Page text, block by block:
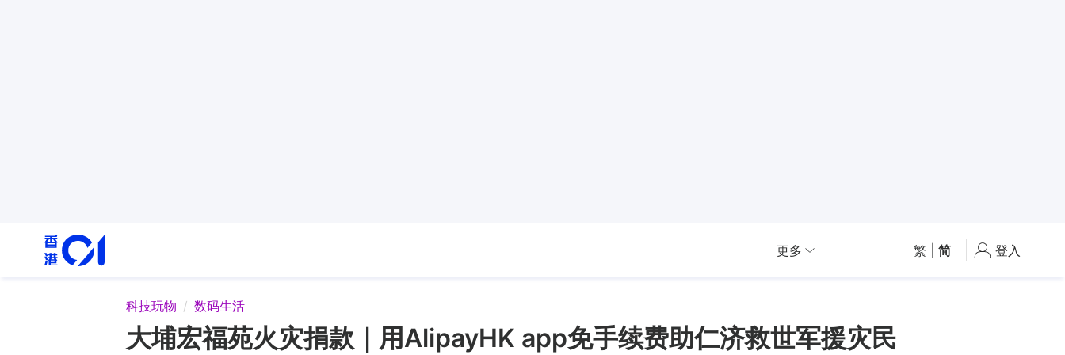
更多 繁 简 登入
科技玩物 数码生活
大埔宏福苑火灾捐款｜用AlipayHK app免手续费助仁济救世军援灾民